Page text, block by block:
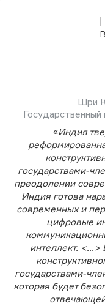
Шри
«Индия
государствами-
преодолении
Индия готова
современных и
цифровые
интеллект.
государствами-
которая будет